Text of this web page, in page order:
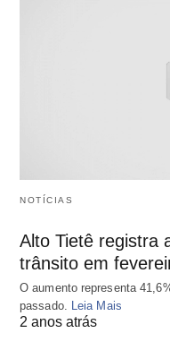
NOTÍCIAS
Alto Tietê registra
trânsito em
O aumento representa
passado.
Leia Mais
2 anos atrás